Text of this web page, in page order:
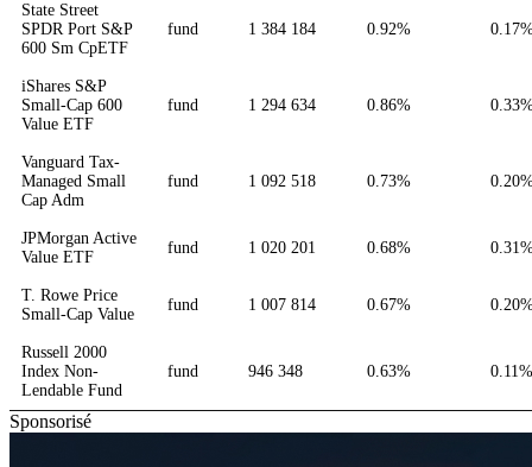
State Street
SPDR Port S&P
600 Sm CpETF
fund 1 384 184 0.92%
iShares S&P
Small-Cap 600
Value ETF
fund 1 294 634 0.86%
Vanguard Tax-
Managed Small
Cap Adm
fund 1 092 518 0.73%
JPMorgan Active
Value ETF
fund 1 020 201 0.68%
T. Rowe Price
Small-Cap Value
fund 1 007 814 0.67%
Russell 2000
Index Non-
Lendable Fund
fund 946 348 0.63% 0.11%
Sponsorisé